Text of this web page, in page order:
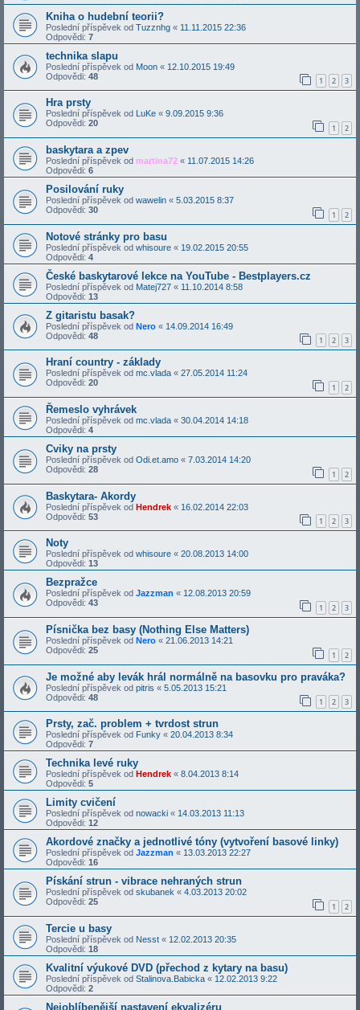
Kniha o hudební teorii?
Poslední příspěvek od Tuzznhg « 11.11.2015 22:36
Odpovědi: 7
technika slapu
Poslední příspěvek od Moon « 12.10.2015 19:49
Odpovědi: 48 1 2 3
Hra prsty
Poslední příspěvek od LuKe « 9.09.2015 9:36
Odpovědi: 20 1 2
baskytara a zpev
Poslední příspěvek od martina72 « 11.07.2015 14:26
Odpovědi: 6
Posilování ruky
Poslední příspěvek od wawelin « 5.03.2015 8:37
Odpovědi: 30 1 2
Notové stránky pro basu
Poslední příspěvek od whisoure « 19.02.2015 20:55
Odpovědi: 4
České baskytarové lekce na YouTube - Bestplayers.cz
Poslední příspěvek od Matej727 « 11.10.2014 8:58
Odpovědi: 13
Z gitaristu basak?
Poslední příspěvek od Nero « 14.09.2014 16:49
Odpovědi: 48 1 2 3
Hraní country - základy
Poslední příspěvek od mc.vlada « 27.05.2014 11:24
Odpovědi: 20 1 2
Řemeslo vyhrávek
Poslední příspěvek od mc.vlada « 30.04.2014 14:18
Odpovědi: 4
Cviky na prsty
Poslední příspěvek od Odi.et.amo « 7.03.2014 14:20
Odpovědi: 28 1 2
Baskytara- Akordy
Poslední příspěvek od Hendrek « 16.02.2014 22:03
Odpovědi: 53 1 2 3
Noty
Poslední příspěvek od whisoure « 20.08.2013 14:00
Odpovědi: 13
Bezpražce
Poslední příspěvek od Jazzman « 12.08.2013 20:59
Odpovědi: 43 1 2 3
Písnička bez basy (Nothing Else Matters)
Poslední příspěvek od Nero « 21.06.2013 14:21
Odpovědi: 25 1 2
Je možné aby levák hrál normálně na basovku pro praváka?
Poslední příspěvek od pitris « 5.05.2013 15:21
Odpovědi: 48 1 2 3
Prsty, zač. problem + tvrdost strun
Poslední příspěvek od Funky « 20.04.2013 8:34
Odpovědi: 7
Technika levé ruky
Poslední příspěvek od Hendrek « 8.04.2013 8:14
Odpovědi: 5
Limity cvičení
Poslední příspěvek od nowacki « 14.03.2013 11:13
Odpovědi: 12
Akordové značky a jednotlivé tóny (vytvoření basové linky)
Poslední příspěvek od Jazzman « 13.03.2013 22:27
Odpovědi: 16
Pískání strun - vibrace nehraných strun
Poslední příspěvek od skubanek « 4.03.2013 20:02
Odpovědi: 25 1 2
Tercie u basy
Poslední příspěvek od Nesst « 12.02.2013 20:35
Odpovědi: 18
Kvalitní výukové DVD (přechod z kytary na basu)
Poslední příspěvek od Stalinova.Babicka « 12.02.2013 9:22
Odpovědi: 2
Nejoblíbenější nastavení ekvalizéru